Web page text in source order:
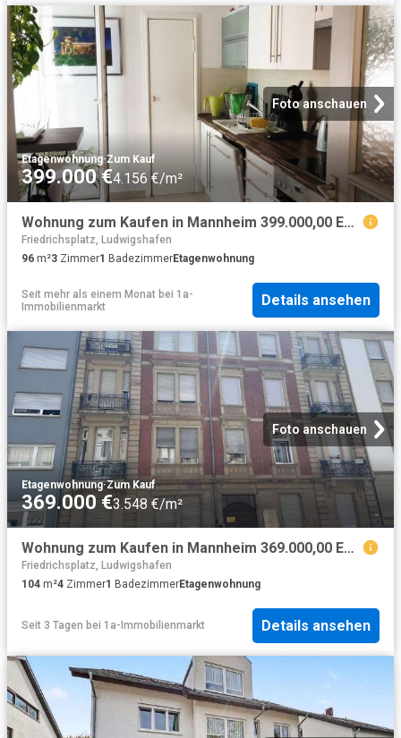
Foto anschauen
Etagenwohnung·Zum Kauf
399.000 €4.156 €/m²
Wohnung zum Kaufen in Mannheim 399.000,00 EUR 96 m²
Friedrichsplatz, Ludwigshafen
96 m²3 Zimmer1 BadezimmerEtagenwohnung
Seit mehr als einem Monat bei 1a-
Immobilienmarkt
Details ansehen
Foto anschauen
Etagenwohnung·Zum Kauf
369.000 €3.548 €/m²
Wohnung zum Kaufen in Mannheim 369.000,00 EUR 104 m²
Friedrichsplatz, Ludwigshafen
104 m²4 Zimmer1 BadezimmerEtagenwohnung
Seit 3 Tagen bei 1a-Immobilienmarkt Details ansehen